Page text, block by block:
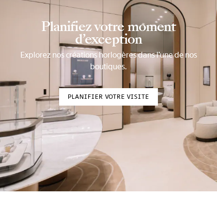
Planifiez votre moment
d’exception
Explorez nos créations horlogères dans l’une de nos
boutiques.
PLANIFIER VOTRE VISITE